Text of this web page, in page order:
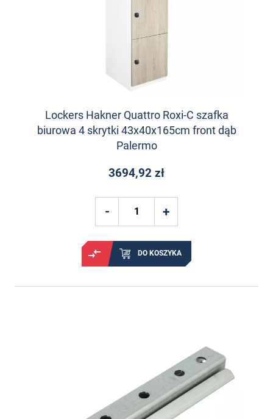
Lockers Hakner Quattro Roxi-C szafka
biurowa 4 skrytki 43x40x165cm front dąb
Palermo
3694,92 zł
DO KOSZYKA